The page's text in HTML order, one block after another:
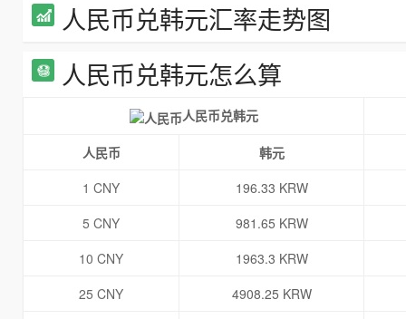
人民币兑韩元汇率走势图
人民币兑韩元怎么算
人民币兑韩元
人民币
韩元
1 CNY
196.33 KRW
5 CNY
981.65 KRW
10 CNY
1963.3 KRW
25 CNY
4908.25 KRW